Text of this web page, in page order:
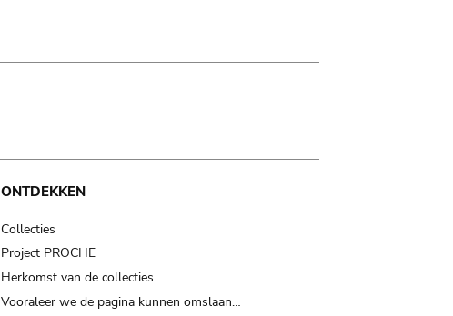
ONTDEKKEN
Collecties
Project PROCHE
Herkomst van de collecties
Vooraleer we de pagina kunnen omslaan…